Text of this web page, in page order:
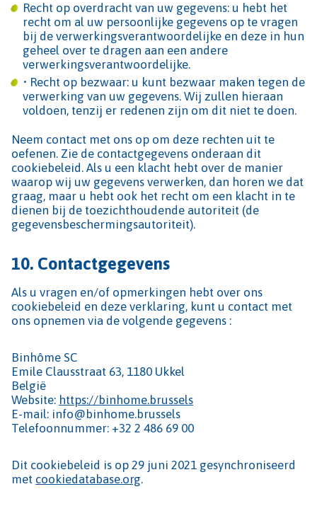
Recht op overdracht van uw gegevens: u hebt het
recht om al uw persoonlijke gegevens op te vragen
bij de verwerkingsverantwoordelijke en deze in hun
geheel over te dragen aan een andere
verwerkingsverantwoordelijke.
• Recht op bezwaar: u kunt bezwaar maken tegen de
verwerking van uw gegevens. Wij zullen hieraan
voldoen, tenzij er redenen zijn om dit niet te doen.
Neem contact met ons op om deze rechten uit te
oefenen. Zie de contactgegevens onderaan dit
cookiebeleid. Als u een klacht hebt over de manier
waarop wij uw gegevens verwerken, dan horen we dat
graag, maar u hebt ook het recht om een klacht in te
dienen bij de toezichthoudende autoriteit (de
gegevensbeschermingsautoriteit).
10. Contactgegevens
Als u vragen en/of opmerkingen hebt over ons
cookiebeleid en deze verklaring, kunt u contact met
ons opnemen via de volgende gegevens :
Binhôme SC
Emile Clausstraat 63, 1180 Ukkel
België
Website: https://binhome.brussels
E-mail: info@binhome.brussels
Telefoonnummer: +32 2 486 69 00
Dit cookiebeleid is op 29 juni 2021 gesynchroniseerd
met cookiedatabase.org.